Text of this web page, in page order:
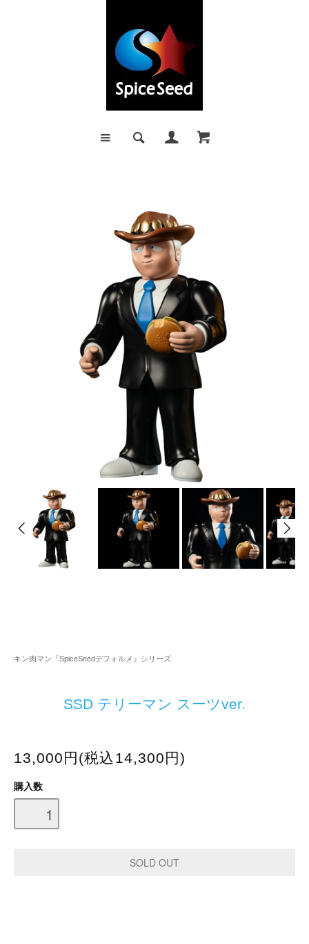
キン肉マン『SpiceSeedデフォルメ』シリーズ
SSD テリーマン スーツver.
13,000円(税込14,300円)
購入数